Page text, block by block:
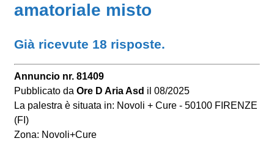
amatoriale misto
Già ricevute 18 risposte.
Annuncio nr. 81409
Pubblicato da Ore D Aria Asd il 08/2025
La palestra è situata in: Novoli + Cure - 50100 FIRENZE
(FI)
Zona: Novoli+Cure